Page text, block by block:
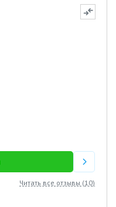
Читать все отзывы (10)